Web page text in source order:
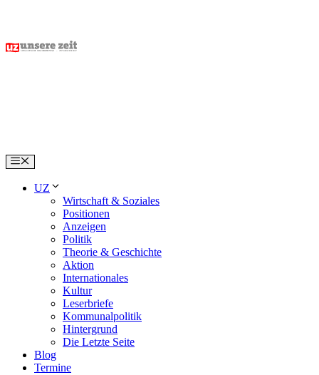
content
Menu
UZ
Wirtschaft & Soziales
Positionen
Anzeigen
Politik
Theorie & Geschichte
Aktion
Internationales
Kultur
Leserbriefe
Kommunalpolitik
Hintergrund
Die Letzte Seite
Blog
Termine